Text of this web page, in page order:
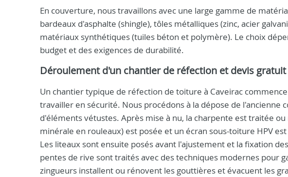
En couverture, nous travaillons avec une large gamme de
bardeaux d'asphalte (shingle), tôles métalliques (zinc, acier
matériaux synthétiques (tuiles béton et polymère). Le choix
budget et des exigences de durabilité.
Déroulement d'un chantier de réfection et devis gratuit
Un chantier typique de réfection de toiture à Caveirac
travailler en sécurité. Nous procédons à la dépose de
d'éléments vétustes. Après mise à nu, la charpente est traitée
minérale en rouleaux) est posée et un écran sous-toiture HPV
Les liteaux sont ensuite posés avant l'ajustement et la fixation
pentes de rive sont traités avec des techniques modernes pour
zingueurs installent ou rénovent les gouttières et évacuent les